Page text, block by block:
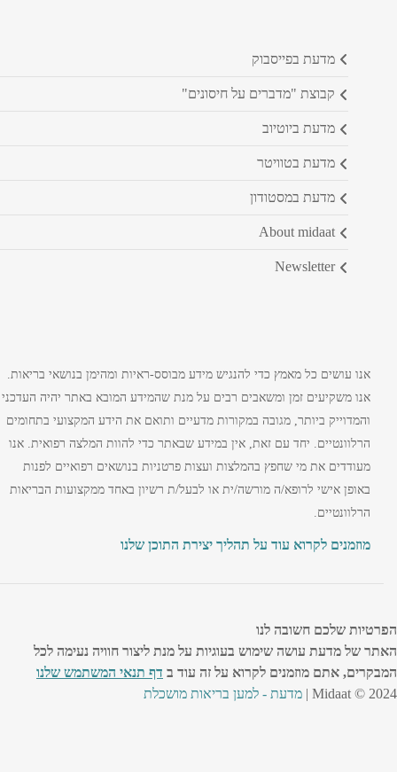
מדעת בפייסבוק
קבוצת "מדברים על חיסונים"
מדעת ביוטיוב
מדעת בטוויטר
מדעת במסטודון
about midaat
newsletter
אנו עושים כל מאמץ כדי להנגיש מידע מבוסס-ראיות ומהימן בנושאי בריאות.
אנו משקיעים זמן ומשאבים רבים על מנת שהמידע המובא באתר יהיה העדכני
והמדוייק ביותר, מגובה במקורות מדעיים ותואם את הידע המקצועי בתחומים
הרלוונטיים. יחד עם זאת, אין במידע שבאתר כדי להוות המלצה רפואית. אנו
מעודדים את מי שחפץ בהמלצות ועצות פרטניות בנושאים רפואיים לפנות
באופן אישי לרופא/ה מורשה/ית או לבעל/ת רשיון באחד ממקצועות הבריאות
הרלוונטיים.
מוזמנים לקרוא עוד על תהליך יצירת התוכן שלנו
הפרטיות שלכם חשובה לנו
האתר של מדעת עושה שימוש בעוגיות על מנת ליצור חוויה נעימה לכל
המבקרים, אתם מוזמנים לקרוא על זה עוד ב דף תנאי המשתמש שלנו
Midaat © 2024 |
מדעת - למען בריאות מושכלת